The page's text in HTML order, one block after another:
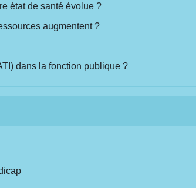
état de santé évolue ?
augmentent ?
dans la fonction publique ?